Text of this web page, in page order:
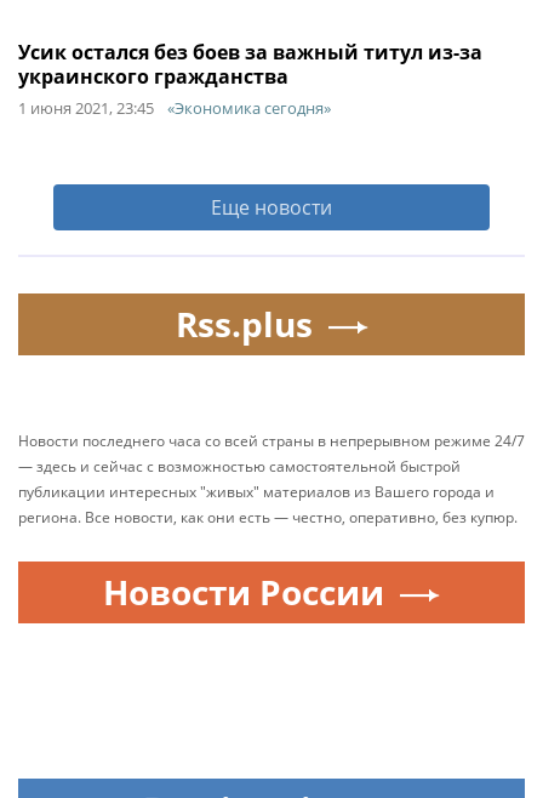
Усик остался без боев за важный титул из-за
украинского гражданства
1 июня 2021, 23:45 «Экономика сегодня»
Еще новости
Rss.plus
Новости последнего часа со всей страны в непрерывном режиме 24/7
— здесь и сейчас с возможностью самостоятельной быстрой
публикации интересных "живых" материалов из Вашего города и
региона. Все новости, как они есть — честно, оперативно, без купюр.
Новости России